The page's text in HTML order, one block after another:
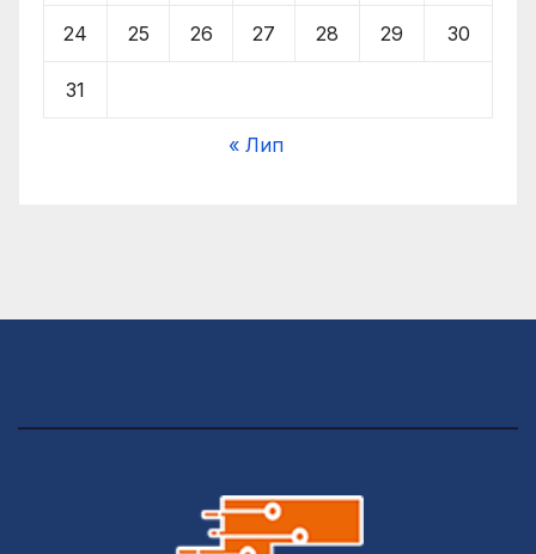
24 25 26 27 28 29 30
31
« Лип